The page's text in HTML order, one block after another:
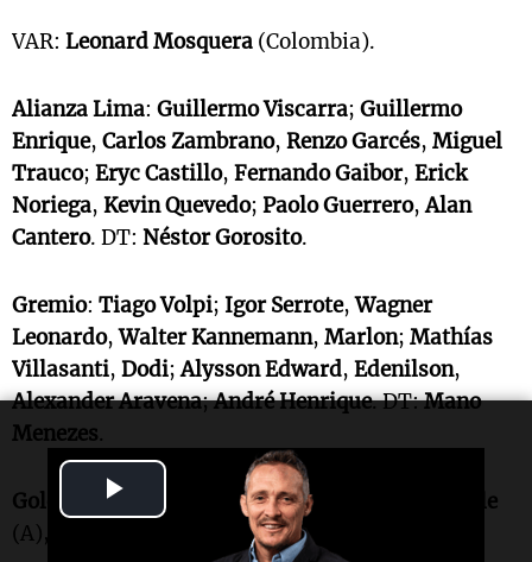
VAR: Leonard Mosquera (Colombia).
Alianza Lima: Guillermo Viscarra; Guillermo
Enrique, Carlos Zambrano, Renzo Garcés, Miguel
Trauco; Eryc Castillo, Fernando Gaibor, Erick
Noriega, Kevin Quevedo; Paolo Guerrero,Alan
Cantero. DT: Néstor Gorosito.
Gremio: Tiago Volpi; Igor Serrote,Wagner
Leonardo,Walter Kannemann, Marlon; Mathías
Villasanti, Dodi;Alysson Edward, Edenilson,
Alexander Aravena;André Henrique. DT:Mano
Menezes.
Goles en el segundo tiempo: 13m.
Gaspar Gentile
(A), 15m.
(A).